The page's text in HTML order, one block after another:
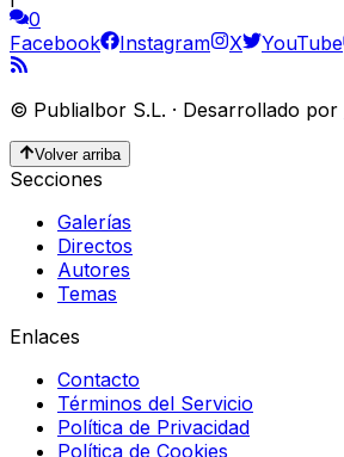
0
Facebook
Instagram X YouTube
© Publialbor S.L. · Desarrollado por
Volver arriba
Secciones
Galerías
Directos
Autores
Temas
Enlaces
Contacto
Términos del Servicio
Política de Privacidad
Política de Cookies